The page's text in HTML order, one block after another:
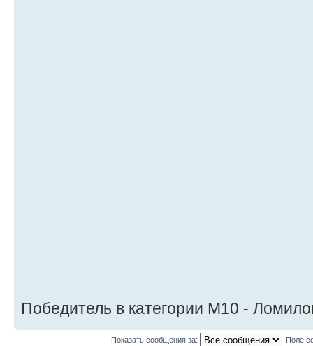
Победитель в категории М10 -
Показать сообщения за: Поле